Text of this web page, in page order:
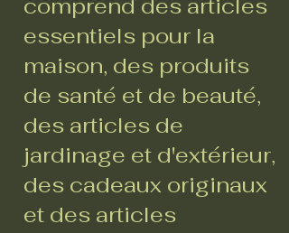
comprend des articles
essentiels pour la
maison, des produits
de santé et de beauté,
des articles de
jardinage et d'extérieur,
des cadeaux originaux
et des articles